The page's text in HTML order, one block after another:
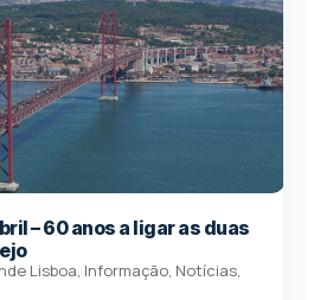
– 60 anos a ligar as duas
Lisboa, Informação, Notícias,